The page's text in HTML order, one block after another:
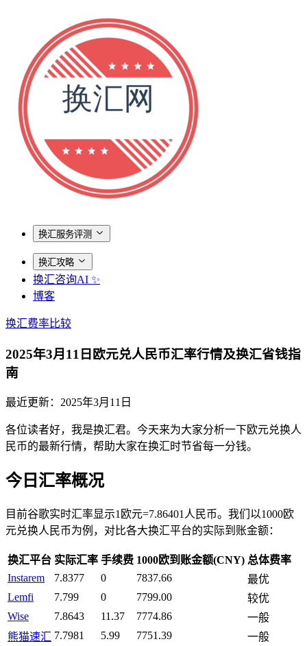
换汇服务评测
换汇攻略
换汇咨询AI ✨
博客
换汇费率比较
2025年3月11日欧元兑人民币汇率行情及换汇省钱指
南
最近更新： 2025年3月11日
各位读者好，我是换汇君。今天来为大家分析一下欧元兑换人
民币的最新行情，帮助大家在换汇时节省每一分钱。
今日汇率概况
目前谷歌实时汇率显示1欧元=7.86401人民币。我们以1000欧
元兑换人民币为例，对比各大换汇平台的实际到账金额：
换汇平台 实际汇率 手续费 1000欧到账金额(CNY) 总体费率
Instarem
7.8377 0 7837.66
最优
Lemfi
7.799 0 7799.00
较优
Wise
7.8643 11.37 7774.86
一般
熊猫速汇 7.7981 5.99 7751.39
一般